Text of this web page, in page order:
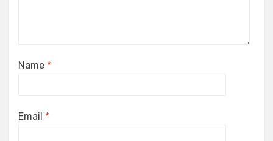
Name *
Email *